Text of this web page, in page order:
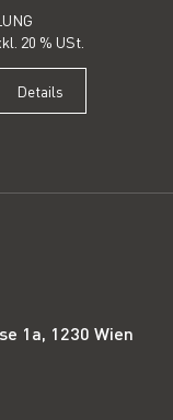
20 % USt.
Details
1a, 1230 Wien